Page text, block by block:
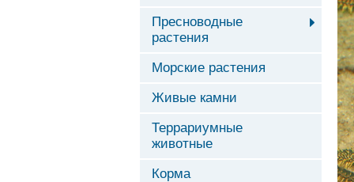
Пресноводные
растения
Морские растения
Живые камни
Террариумные
животные
Корма